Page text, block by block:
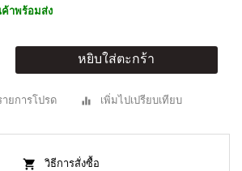
าพร้อมส่ง
หยิบใส่ตะกร้า
ายการโปรด เพิ่มไปเปรียบเทียบ
วิธีการสั่งซื้อ